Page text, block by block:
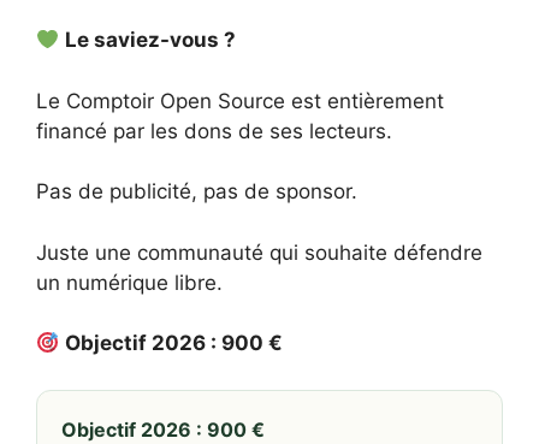
Le saviez-vous ?
Le Comptoir Open Source est entièrement
financé par les dons de ses lecteurs.
Pas de publicité, pas de sponsor.
Juste une communauté qui souhaite défendre
un numérique libre.
Objectif 2026 : 900 €
Objectif 2026 : 900 €